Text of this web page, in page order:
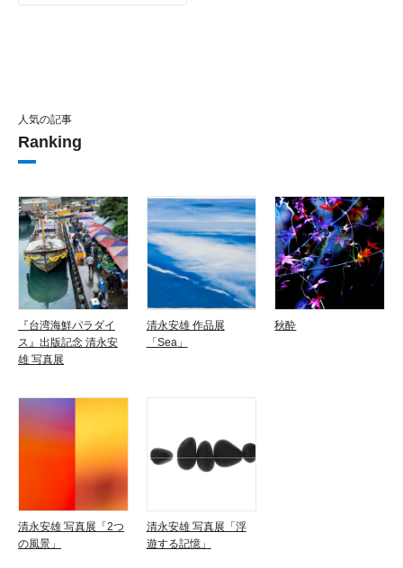
人気の記事
Ranking
『台湾海鮮パラダイ
ス』出版記念 清永安
雄 写真展
清永安雄 作品展
「Sea」
秋酔
清永安雄 写真展「2つ
の風景」
清永安雄 写真展「浮
遊する記憶」